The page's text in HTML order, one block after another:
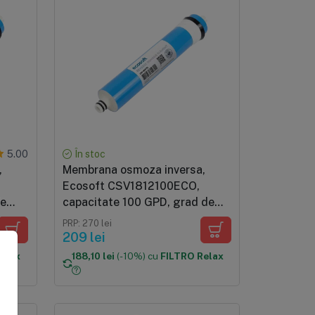
5.00 În stoc
Membrana osmoza inversa,
Ecosoft CSV1812100ECO,
capacitate 100 GPD, grad de
filtrare 0.0001 microni, 360
litri/zi, eficienta pana la 96%,
certificare NSF
PRP: 270 lei
209 lei
188,10 lei (-10%) cu FILTRO Relax